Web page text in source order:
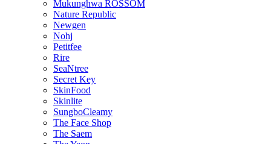
Mukunghwa ROSSOM
Nature Republic
Newgen
Nohj
Petitfee
Rire
SeaNtree
Secret Key
SkinFood
Skinlite
SungboCleamy
The Face Shop
The Saem